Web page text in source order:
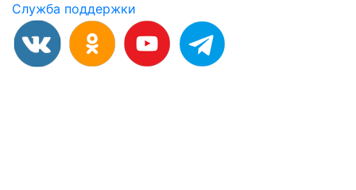
Служба поддержки